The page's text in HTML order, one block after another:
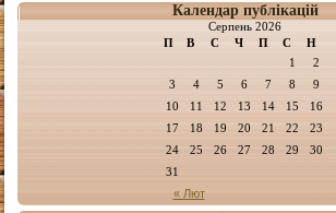
Календар публікацій
Серпень 2026
П
В С Ч П С Н
« Лют
1
2
3
4 5 6 7 8
9
10
11 12 13 14 15
16
17
18 19 20 21 22
23
24
25 26 27 28 29
30
31